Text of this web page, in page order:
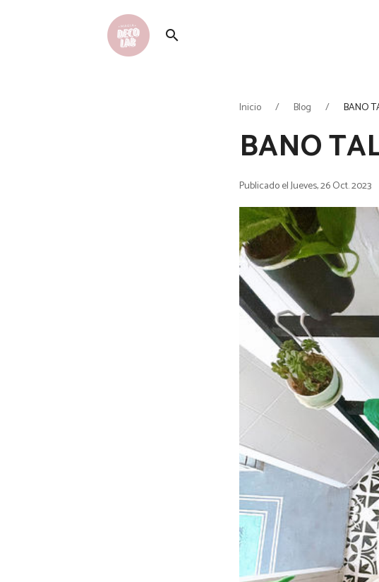
search
Inicio Blog BANO
BANO
Publicado el Jueves, 26 Oct. 2023